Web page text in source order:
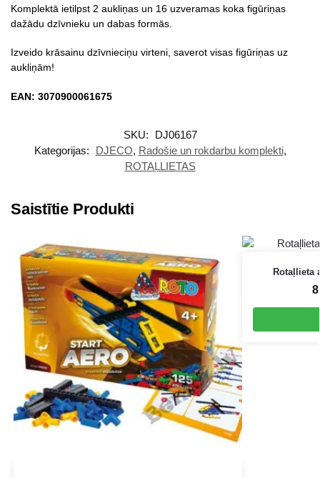
Komplektā ietilpst 2 aukliņas un 16 uzveramas koka figūriņas
dažādu dzīvnieku un dabas formās.
Izveido krāsainu dzīvnieciņu virteni, saverot visas figūriņas uz
aukliņām!
EAN: 3070900061675
SKU:
DJ06167
Kategorijas:
DJECO, Radošie un rokdarbu komplekti,
ROTAĻLIETAS
Saistītie Produkti
Rotaļlieta